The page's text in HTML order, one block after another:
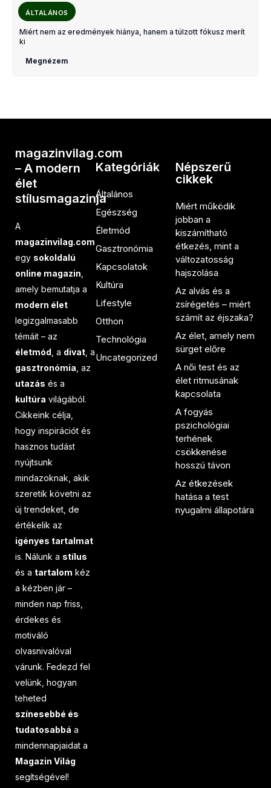
ÁLTALÁNOS
Miért nem az eredmények hiánya, hanem a túlzott fókusz merít
ki
Megnézem
magazinvilag.com
– A modern
élet
stílusmagazinja
A
magazinvilag.com
egy sokoldalú
online magazin
amely bemutatja a
modern élet
legizgalmasabb
témáit – az
életmód , a divat , a
gasztronómia , az
utazás és a
kultúra világából.
Cikkeink célja,
hogy inspirációt és
hasznos tudást
nyújtsunk
mindazoknak, akik
szeretik követni az
új trendeket, de
értékelik az
igényes tartalmat
is. Nálunk a stílus
és a tartalom kéz
a kézben jár –
minden nap friss,
érdekes és
motiváló
olvasnivalóval
várunk. Fedezd fel
velünk, hogyan
teheted
színesebbé és
tudatosabbá a
mindennapjaidat a
Magazin Világ
segítségével!
Kategóriák
Általános
Egészség
Életmód
Gasztronómia
Kapcsolatok
Kultúra
Lifestyle
Otthon
Technológia
Uncategorized
Népszerű
cikkek
Miért működik
jobban a
kiszámítható
étkezés, mint a
változatosság
hajszolása
Az alvás és a
zsírégetés – miért
számít az éjszaka?
Az élet, amely nem
sürget előre
A női test és az
élet ritmusának
kapcsolata
A fogyás
pszichológiai
terhének
csökkenése
hosszú távon
Az étkezések
hatása a test
nyugalmi állapotára